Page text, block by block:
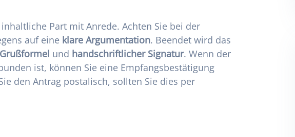
Part mit Anrede. Achten Sie bei der
auf eine klare Argumentation. Beendet wird das
Grußformel und handschriftlicher Signatur. Wenn der
ist, können Sie eine Empfangsbestätigung
den Antrag postalisch, sollten Sie dies per